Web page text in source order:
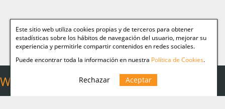
Este sitio web utiliza cookies propias y de terceros para obtener
estadísticas sobre los hábitos de navegación del usuario, mejorar su
experiencia y permitirle compartir contenidos en redes sociales.
Puede encontrar toda la información en nuestra Política de Cookies.
Rechazar Aceptar
Web Relacionadas
Miguelez TEAM